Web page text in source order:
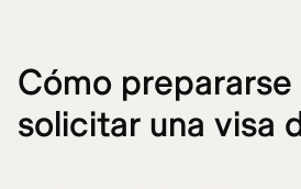
Cómo prepararse
solicitar una visa